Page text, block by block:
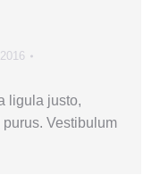
ligula justo,
Vestibulum